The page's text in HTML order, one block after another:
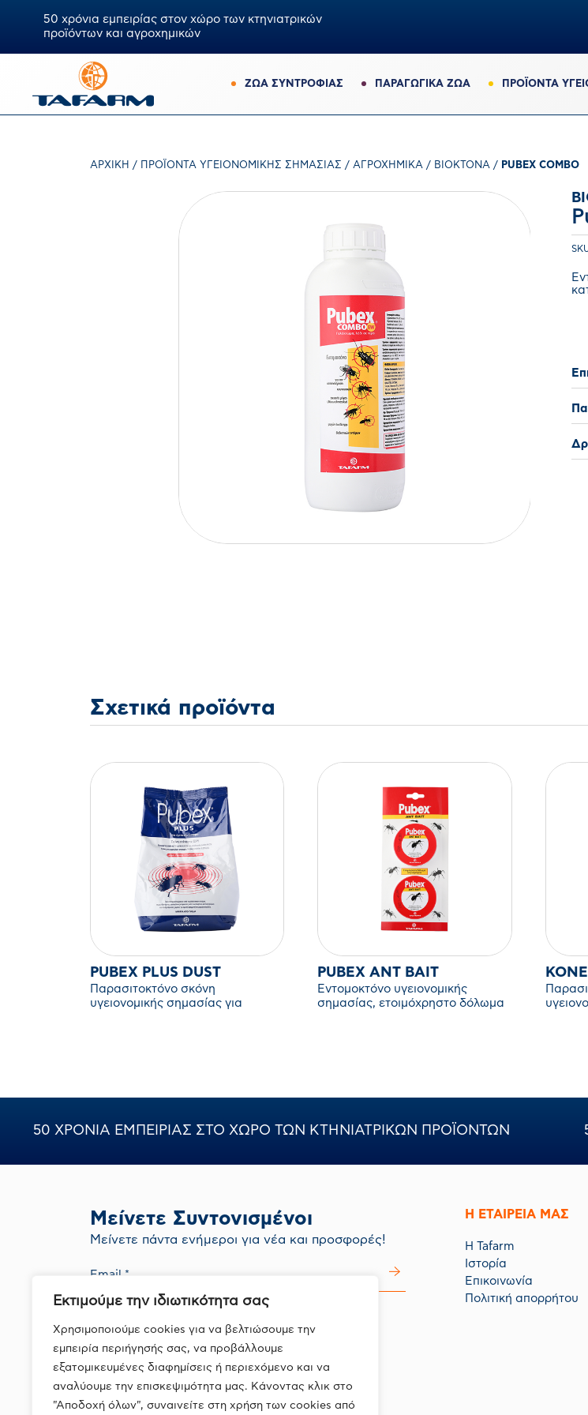
Εκτιμούμε την ιδιωτικότητα σας
Χρησιμοποιούμε cookies για να βελτιώσουμε την
εμπειρία περιήγησής σας, να προβάλλουμε
εξατομικευμένες διαφημίσεις ή περιεχόμενο και να
αναλύουμε την επισκεψιμότητα μας. Κάνοντας κλικ στο
"Αποδοχή όλων", συναινείτε στη χρήση των cookies από
50 χρόνια εμπειρίας στον χώρο των κτηνιατρικών
προϊόντων και αγροχημικών
ΖΩΑ ΣΥΝΤΡΟΦΙΑΣ ΠΑΡΑΓΩΓΙΚΆ ΖΏΑ ΠΡΟΪΟΝΤΑ
ΑΡΧΙΚΉ / ΠΡΟΪΌΝΤΑ ΥΓΕΙΟΝΟΜΙΚΉΣ ΣΗΜΑΣΊΑΣ / ΑΓΡΟΧΗΜΙΚΆ / ΒΙΟΚΤΌΝΑ / PUBEX COMBO
Σχετικά προϊόντα
PUBEX PLUS DUST
Παρασιτοκτόνο σκόνη
υγειονομικής σημασίας για
PUBEX ANT BAIT
Εντομοκτόνο υγειονομικής
σημασίας, ετοιμόχρηστο δόλωμα
50 ΧΡΟΝΙΑ ΕΜΠΕΙΡΙΑΣ ΣΤΟ ΧΩΡΟ ΤΩΝ ΚΤΗΝΙΑΤΡΙΚΩΝ ΠΡΟΪΟΝΤΩΝ
Μείνετε Συντονισμένοι
Mείνετε πάντα ενήμεροι για νέα και προσφορές!
Η ΕΤΑΙΡΕΙΑ ΜΑΣ
Η Tafarm
Ιστορία
Επικοινωνία
Πολιτική απορρήτου